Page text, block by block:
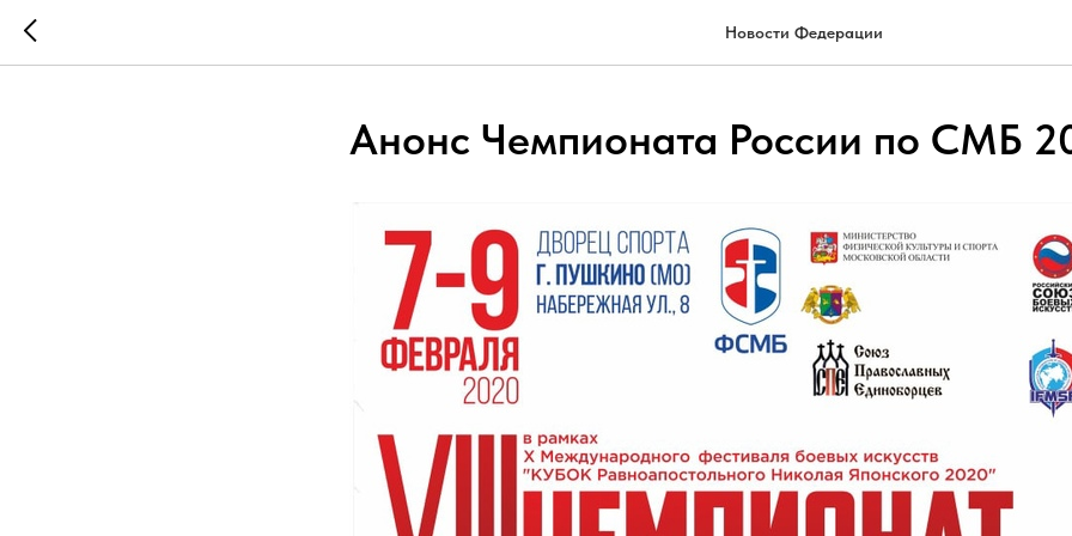
Новости Федерации
Анонс Чемпионата России по СМБ